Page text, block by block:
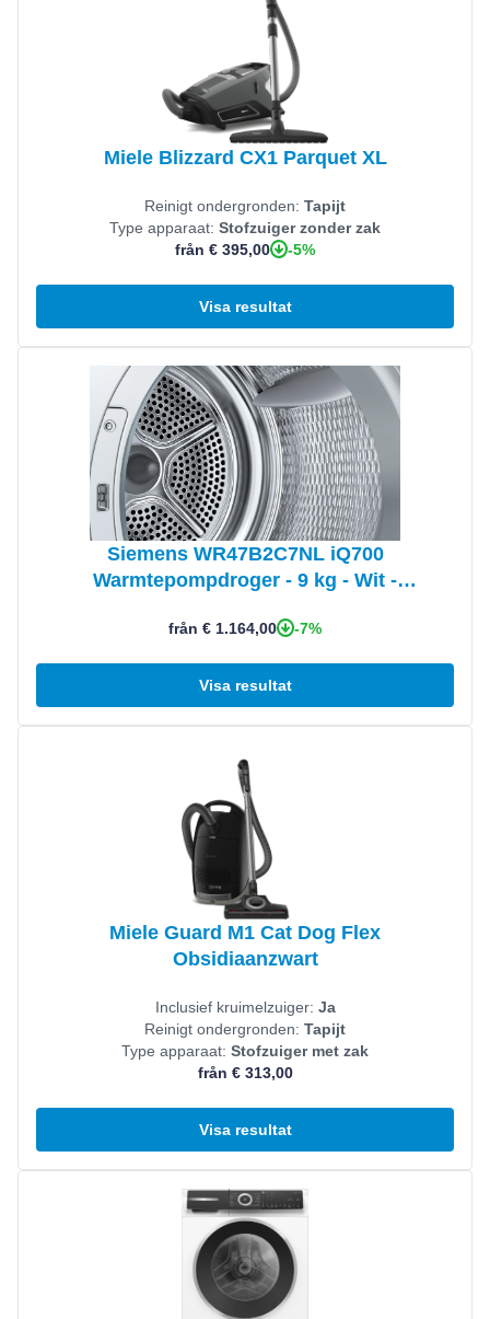
Miele Blizzard CX1 Parquet XL
Reinigt ondergronden: Tapijt
Type apparaat: Stofzuiger zonder zak
från € 395,00
-5%
Visa resultat
Siemens WR47B2C7NL iQ700
Warmtepompdroger - 9 kg - Wit -
från € 1.164,00 -7%
Visa resultat
Miele Guard M1 Cat Dog Flex
Obsidiaanzwart
Inclusief kruimelzuiger: Ja
Reinigt ondergronden: Tapijt
Type apparaat: Stofzuiger met zak
från € 313,00
Visa resultat